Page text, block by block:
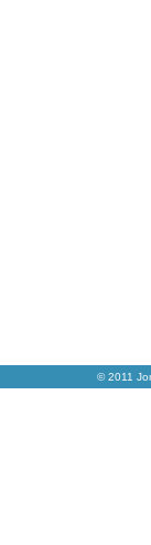
© 2011